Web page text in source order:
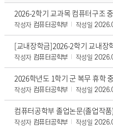
2026-2학기 교과목 컴퓨터구조
작성자 컴퓨터공학부 작성일
작성자 컴퓨터공학부 작성일
2026학년도 1학기 군 복무 휴학
작성자 컴퓨터공학부 작성일
작성자 컴퓨터공학부 작성일